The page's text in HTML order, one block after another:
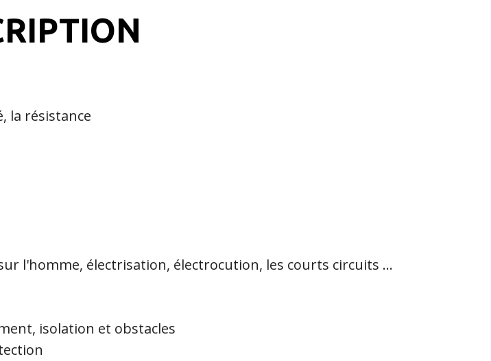
la résistance
l'homme, électrisation, électrocution, les courts circuits ...
isolation et obstacles